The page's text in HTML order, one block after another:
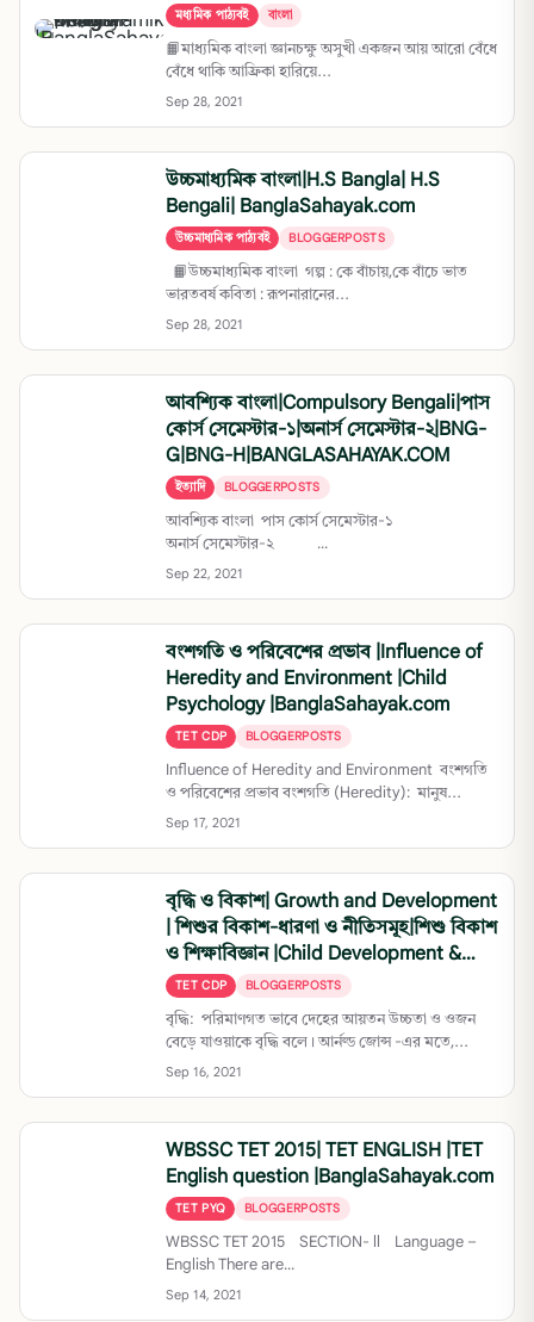
মধ্যমিক পাঠ্যবই বাংলা
📙মাধ্যমিক বাংলা জ্ঞানচক্ষু অসুখী একজন আয় আরো বেঁধে
বেঁধে থাকি আফ্রিকা হারিয়ে...
Sep 28, 2021
উচ্চমাধ্যমিক বাংলা|H.S Bangla| H.S
Bengali| BanglaSahayak.com
উচ্চমাধ্যমিক পাঠ্যবই BLOGGERPOSTS
📙উচ্চমাধ্যমিক বাংলা গল্প : কে বাঁচায়,কে বাঁচে ভাত
ভারতবর্ষ কবিতা : রূপনারানের...
Sep 28, 2021
আবশ্যিক বাংলা|Compulsory Bengali|পাস
কোর্স সেমেস্টার-১|অনার্স সেমেস্টার-২|BNG-
G|BNG-H|BANGLASAHAYAK.COM
ইত্যাদি BLOGGERPOSTS
আবশ্যিক বাংলা পাস কোর্স সেমেস্টার-১
অনার্স সেমেস্টার-২ ...
Sep 22, 2021
বংশগতি ও পরিবেশের প্রভাব |Influence of
Heredity and Environment |Child
Psychology |BanglaSahayak.com
TET CDP BLOGGERPOSTS
Influence of Heredity and Environment বংশগতি
ও পরিবেশের প্রভাব বংশগতি (Heredity): মানুষ...
Sep 17, 2021
বৃদ্ধি ও বিকাশ| Growth and Development
| শিশুর বিকাশ-ধারণা ও নীতিসমূহ|শিশু বিকাশ
ও শিক্ষাবিজ্ঞান |Child Development &
Pedagogy
TET CDP BLOGGERPOSTS
বৃদ্ধি: পরিমাণগত ভাবে দেহের আয়তন উচ্চতা ও ওজন
বেড়ে যাওয়াকে বৃদ্ধি বলে। আর্নল্ড জোন্স -এর মতে,...
Sep 16, 2021
WBSSC TET 2015| TET ENGLISH |TET
English question |BanglaSahayak.com
TET PYQ BLOGGERPOSTS
WBSSC TET 2015 SECTION- ll Language –
English There are...
Sep 14, 2021